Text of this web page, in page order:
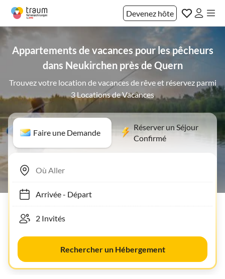
Devenez hôte
Appartements de vacances pour les pêcheurs
dans Neukirchen près de Quern
Trouvez votre location de vacances de rêve et réservez parmi
3 Locations de Vacances
Faire une Demande
Réserver un Séjour
Confirmé
Arrivée- Départ
Rechercher un Hébergement